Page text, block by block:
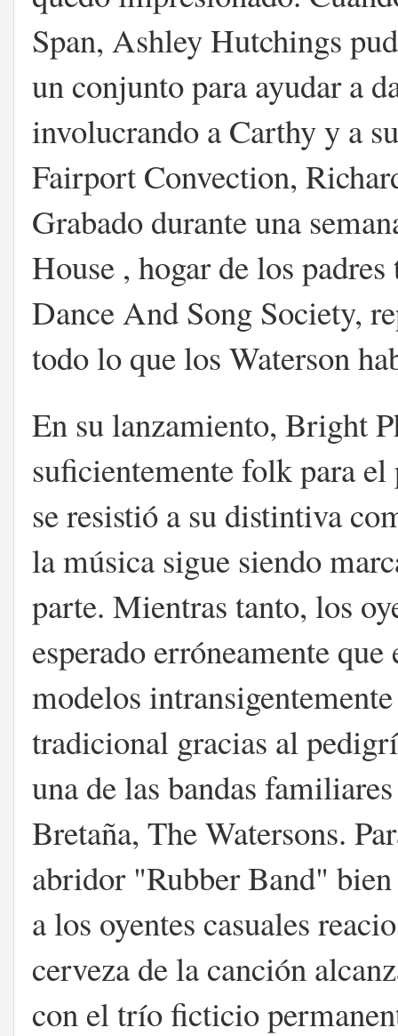
Span, Ashley Hutchings
un conjunto para ayudar a
involucrando a Carthy y a
Fairport Convection,
Grabado durante una
House , hogar de los
Dance And Song Society,
todo lo que los Waterson
En su lanzamiento, Bright
suficientemente folk para
se resistió a su distintiva
la música sigue siendo
parte. Mientras tanto, los
esperado erróneamente
modelos
tradicional gracias al
una de las bandas
Bretaña, The Watersons.
abridor "Rubber Band" bien
a los oyentes casuales
cerveza de la canción
con el trío ficticio